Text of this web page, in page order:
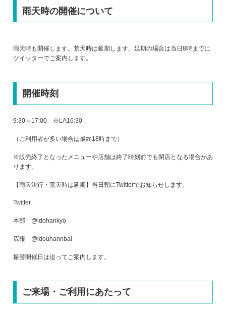
雨天時の開催について
雨天時も開催します。荒天時は延期します。延期の場合は当日8時までに
ツイッターでご案内します。
開催時刻
9:30～17:00 ※LA16:30
（ご利用者が多い場合は最終18時まで）
※販売終了となったメニューや店舗は終了時刻前でも閉店となる場合があ
ります。
【雨天決行・荒天時は延期】当日朝にTwitterでお知らせします。
Twitter
本部 @idohankyo
広報 @idouhannbai
振替開催日は追ってご案内します。
ご来場・ご利用にあたって